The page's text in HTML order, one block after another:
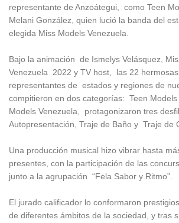
representante de Anzoátegui, como Teen
Melani González, quien lució la banda del
elegida Miss Models Venezuela.
Bajo la animación de Ismelys Velásquez,
Venezuela 2022 y TV host, las 22
representantes de estados y regiones de
compitieron en dos categorías: Teen
Models Venezuela, protagonizaron tres
Autopresentación, Traje de Baño y Traje de
Una producción musical hizo vibrar hasta
presentes, con la participación de las
junto a la agrupación “Fela Sabor y Ritmo”.
El jurado calificador lo conformaron
de diferentes ámbitos de la sociedad, y tras